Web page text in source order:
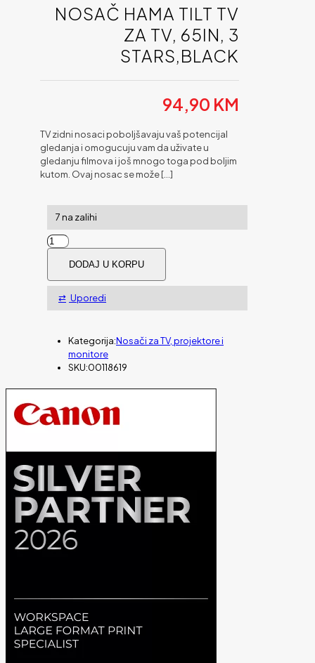
NOSAČ HAMA TILT TV
ZA TV, 65IN, 3
STARS,BLACK
94,90 KM
TV zidni nosaci poboljšavaju vaš potencijal
gledanja i omogucuju vam da uživate u
gledanju filmova i još mnogo toga pod boljim
kutom. Ovaj nosac se može[…]
7 na zalihi
NOSAČ
HAMA
TV
STARS,BLACK
količina
DODAJ U KORPU
Uporedi
Kategorija:Nosači za TV, projektore i
monitore
SKU:00118619